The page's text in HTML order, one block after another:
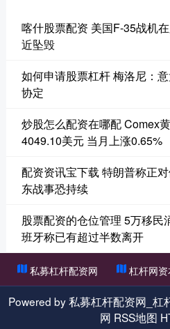
喀什股票配资 美国F-35战机
近坠毁
如何申请股票杠杆 梅洛尼：
协定
炒股怎么配资在哪配 Comex
4049.10美元 当月上涨0.65%
配资资讯宝下载 特朗普称正
东战事恐持续
股票配资的仓位管理 5万移民
班牙称已有超过半数离开
私募杠杆配资网 杠杆网
Powered by私募杠杆配资网_杠
网 RSS地图